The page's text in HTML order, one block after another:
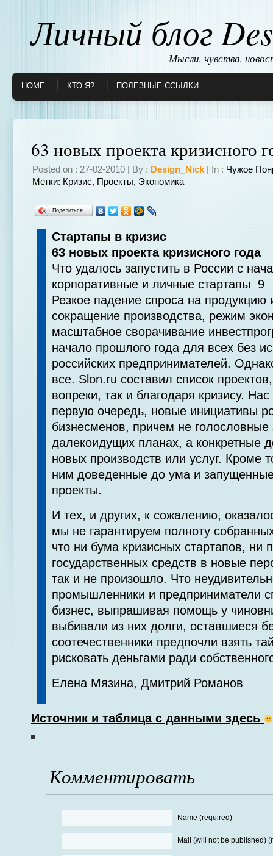
Личный блог
Мысли, чувства,
HOME КТО Я? ПОЛЕЗНЫЕ ССЫЛКИ
63 новых проекта кризисного
Posted on : 27-02-2010 | By : Design_Nick | In : Чужое
Метки: Кризис, Проекты, Экономика
Поделиться…
Стартапы в кризис
63 новых проекта кризисного года
Что удалось запустить в России с
корпоративные и личные стартапы 9
Резкое падение спроса на продукцию
сокращение производства, режим
масштабное сворачивание
начало прошлого года для всех без
российских предпринимателей.
все. Slon.ru составил список
вопреки, так и благодаря кризису.
первую очередь, новые инициативы
бизнесменов, причем не голословные
далекоидущих планах, а конкретные
новых производств или услуг. Кроме
ним доведенные до ума и
проекты.
И тех, и других, к сожалению,
мы не гарантируем полноту
что ни бума кризисных стартапов, ни
государственных средств в новые
так и не произошло. Что
промышленники и предприниматели
бизнес, выпрашивая помощь у
выбивали из них долги, оставшиеся
соотечественники предпочли взять
рисковать деньгами ради
Елена Мязина, Дмитрий Романов
Источник и таблица с данными здесь
Комментировать
Name (required)
Mail (will not be published)